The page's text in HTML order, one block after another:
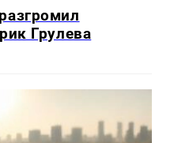
Грулева